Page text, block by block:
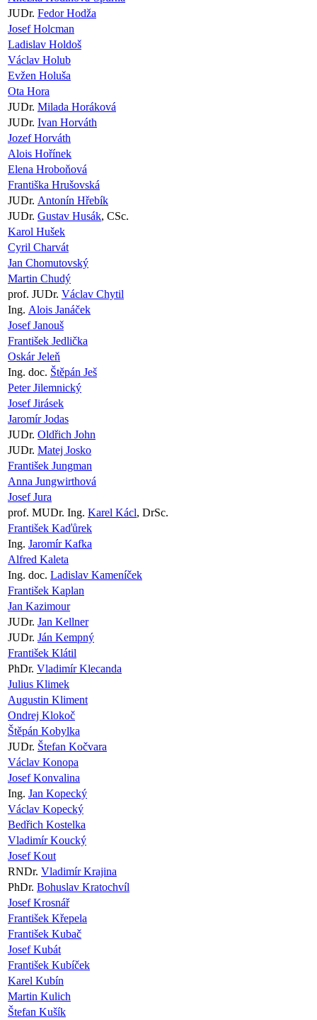
JUDr. Fedor Hodža
Josef Holcman
Ladislav Holdoš
Václav Holub
Evžen Holuša
Ota Hora
JUDr. Milada Horáková
JUDr. Ivan Horváth
Jozef Horváth
Alois Hořínek
Elena Hroboňová
Františka Hrušovská
JUDr. Antonín Hřebík
JUDr. Gustav Husák, CSc.
Karol Hušek
Cyril Charvát
Jan Chomutovský
Martin Chudý
prof. JUDr. Václav Chytil
Ing. Alois Janáček
Josef Janouš
František Jedlička
Oskár Jeleň
Ing. doc. Štěpán Ješ
Peter Jilemnický
Josef Jirásek
Jaromír Jodas
JUDr. Oldřich John
JUDr. Matej Josko
František Jungman
Anna Jungwirthová
Josef Jura
prof. MUDr. Ing. Karel Kácl, DrSc.
František Kaďůrek
Ing. Jaromír Kafka
Alfred Kaleta
Ing. doc. Ladislav Kameníček
František Kaplan
Jan Kazimour
JUDr. Jan Kellner
JUDr. Ján Kempný
František Klátil
PhDr. Vladimír Klecanda
Julius Klimek
Augustin Kliment
Ondrej Klokoč
Štěpán Kobylka
JUDr. Štefan Kočvara
Václav Konopa
Josef Konvalina
Ing. Jan Kopecký
Václav Kopecký
Bedřich Kostelka
Vladimír Koucký
Josef Kout
RNDr. Vladimír Krajina
PhDr. Bohuslav Kratochvíl
Josef Krosnář
František Křepela
František Kubač
Josef Kubát
František Kubíček
Karel Kubín
Martin Kulich
Štefan Kušík